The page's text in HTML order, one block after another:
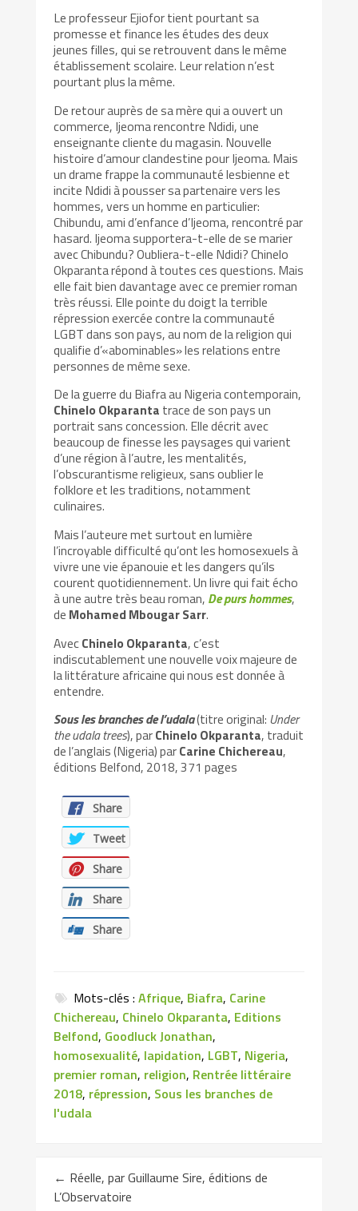
Le professeur Ejiofor tient pourtant sa
promesse et finance les études des deux
jeunes filles, qui se retrouvent dans le même
établissement scolaire. Leur relation n’est
pourtant plus la même.
De retour auprès de sa mère qui a ouvert un
commerce, Ijeoma rencontre Ndidi, une
enseignante cliente du magasin. Nouvelle
histoire d’amour clandestine pour Ijeoma. Mais
un drame frappe la communauté lesbienne et
incite Ndidi à pousser sa partenaire vers les
hommes, vers un homme en particulier:
Chibundu, ami d’enfance d’Ijeoma, rencontré par
hasard. Ijeoma supportera-t-elle de se marier
avec Chibundu? Oubliera-t-elle Ndidi? Chinelo
Okparanta répond à toutes ces questions. Mais
elle fait bien davantage avec ce premier roman
très réussi. Elle pointe du doigt la terrible
répression exercée contre la communauté
LGBT dans son pays, au nom de la religion qui
qualifie d’«abominables» les relations entre
personnes de même sexe.
De la guerre du Biafra au Nigeria contemporain,
Chinelo Okparanta trace de son pays un
portrait sans concession. Elle décrit avec
beaucoup de finesse les paysages qui varient
d’une région à l’autre, les mentalités,
l’obscurantisme religieux, sans oublier le
folklore et les traditions, notamment
culinaires.
Mais l’auteure met surtout en lumière
l’incroyable difficulté qu’ont les homosexuels à
vivre une vie épanouie et les dangers qu’ils
courent quotidiennement. Un livre qui fait écho
à une autre très beau roman, De purs hommes,
de Mohamed Mbougar Sarr.
AvecChinelo Okparanta, c’est
indiscutablement une nouvelle voix majeure de
la littérature africaine qui nous est donnée à
entendre.
Sous les branches de l’udala(titre original: Under
the udala trees), parChinelo Okparanta, traduit
de l’anglais (Nigeria) parCarine Chichereau,
éditions Belfond, 2018, 371 pages
Share
Tweet
Share
Share
Share
Mots-clés :Afrique, Biafra, Carine
Chichereau, Chinelo Okparanta, Editions
Belfond, Goodluck Jonathan,
homosexualité, lapidation, LGBT, Nigeria,
premier roman, religion, Rentrée littéraire
2018, répression, Sous les branches de
l'udala
← Réelle, par Guillaume Sire, éditions de
L’Observatoire